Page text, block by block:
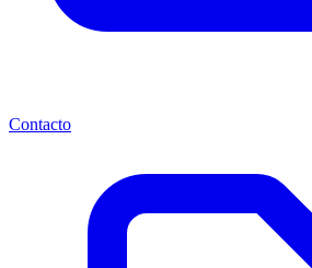
Contacto